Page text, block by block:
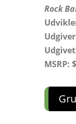
Rock
MSRP: